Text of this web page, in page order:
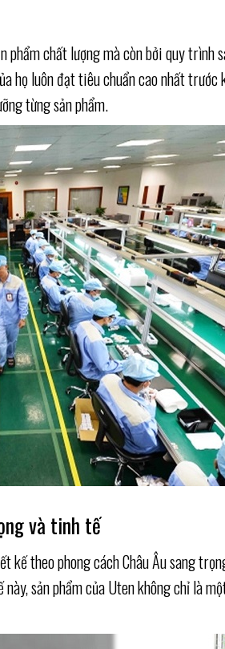
chất lượng mà còn bởi quy
họ luôn đạt tiêu chuẩn cao nhất
từng sản phẩm.
và tinh tế
theo phong cách Châu Âu sang
sản phẩm của Uten không chỉ là